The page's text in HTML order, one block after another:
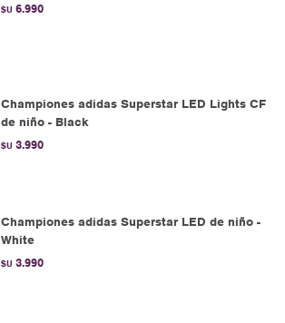
$U 6.990
Championes adidas Superstar LED Lights CF
de niño - Black
$U 3.990
Championes adidas Superstar LED de niño -
White
$U 3.990